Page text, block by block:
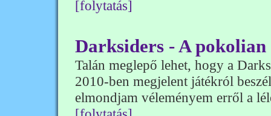
[folytatás]
Darksiders - A
Talán meglepő lehet, hogy a
2010-ben megjelent játékról
elmondjam véleményem erről a